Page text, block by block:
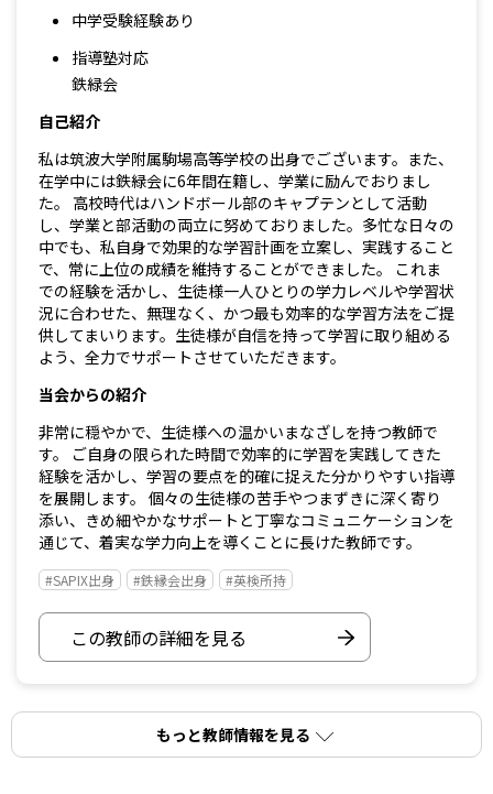
中学受験経験あり
指導塾対応
鉄緑会
自己紹介
私は筑波大学附属駒場高等学校の出身でございます。また、
在学中には鉄緑会に6年間在籍し、学業に励んでおりまし
た。 高校時代はハンドボール部のキャプテンとして活動
し、学業と部活動の両立に努めておりました。多忙な日々の
中でも、私自身で効果的な学習計画を立案し、実践すること
で、常に上位の成績を維持することができました。 これま
での経験を活かし、生徒様一人ひとりの学力レベルや学習状
況に合わせた、無理なく、かつ最も効率的な学習方法をご提
供してまいります。生徒様が自信を持って学習に取り組める
よう、全力でサポートさせていただきます。
当会からの紹介
非常に穏やかで、生徒様への温かいまなざしを持つ教師で
す。 ご自身の限られた時間で効率的に学習を実践してきた
経験を活かし、学習の要点を的確に捉えた分かりやすい指導
を展開します。 個々の生徒様の苦手やつまずきに深く寄り
添い、きめ細やかなサポートと丁寧なコミュニケーションを
通じて、着実な学力向上を導くことに長けた教師です。
#SAPIX出身 #鉄縁会出身 #英検所持
この教師の詳細を見る
もっと教師情報を見る